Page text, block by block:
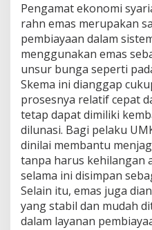
Pengamat ekonomi
rahn emas merupakan
pembiayaan dalam
menggunakan emas
unsur bunga seperti
Skema ini dianggap
prosesnya relatif cepat
tetap dapat dimiliki
dilunasi. Bagi pelaku
dinilai membantu
tanpa harus kehilangan
selama ini disimpan
Selain itu, emas juga
yang stabil dan mudah
dalam layanan